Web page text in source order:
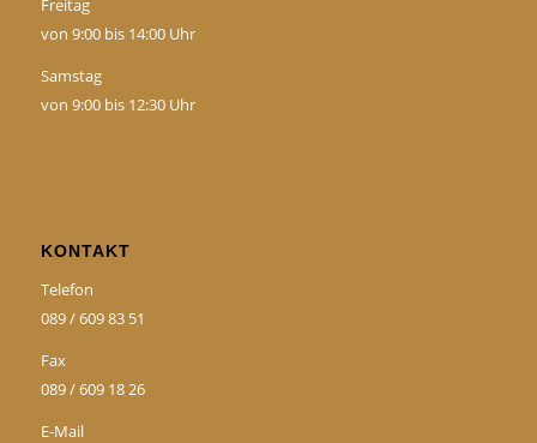
Freitag
von 9:00 bis 14:00 Uhr
Samstag
von 9:00 bis 12:30 Uhr
KONTAKT
Telefon
089 / 609 83 51
Fax
089 / 609 18 26
E-Mail